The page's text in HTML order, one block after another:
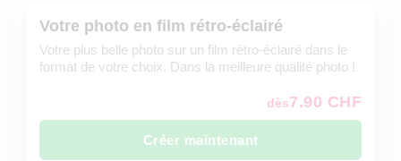
Votre photo en film rétro-éclairé
Votre plus belle photo sur un film rétro-éclairé dans le
format de votre choix. Dans la meilleure qualité photo !
dès7.90 CHF
Créer maintenant